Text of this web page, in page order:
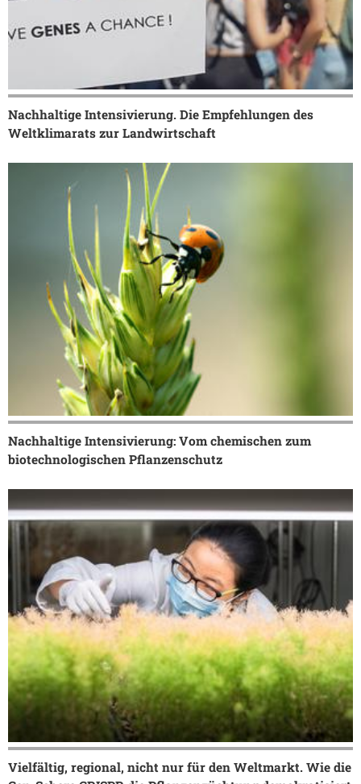
Nachhaltige Intensivierung. Die Empfehlungen des
Weltklimarats zur Landwirtschaft
Nachhaltige Intensivierung: Vom chemischen zum
biotechnologischen Pflanzenschutz
Vielfältig, regional, nicht nur für den Weltmarkt. Wie die